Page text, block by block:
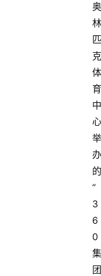
奥
林
匹
克
体
育
中
心
举
办
的
“
3
6
0
集
团